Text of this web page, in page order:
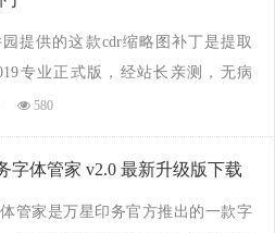
提供的这款cdr缩略图补丁是提取
专业正式版，经站长亲测，无病
无捆绑、无弹窗。完全可以解决
法显示的问题。你目前使用任何版
用，支持32位和64位的cdr。如果...
580
字体管家 v2.0 最新升级版下载
管家是万星印务官方推出的一款字